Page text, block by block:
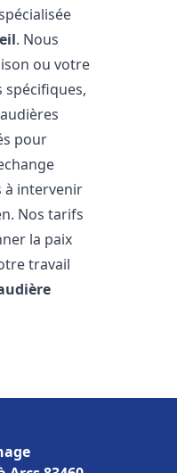
. Nous
ou votre
spécifiques,
pour
à intervenir
Nos tarifs
la paix
travail